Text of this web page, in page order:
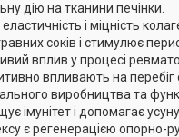
дію на тканини печінки.
і міцність
соків і стимулює
вплив у процесі
впливають на перебіг
виробництва та
імунітет і допомагає
є регенерацією опорно-